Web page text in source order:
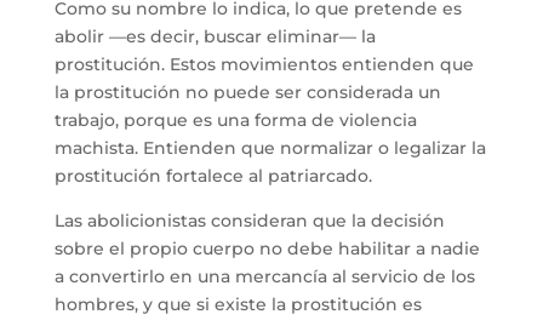
Como su nombre lo indica, lo que pretende es
abolir —es decir, buscar eliminar— la
prostitución. Estos movimientos entienden que
la prostitución no puede ser considerada un
trabajo, porque es una forma de violencia
machista. Entienden que normalizar o legalizar la
prostitución fortalece al patriarcado.
Las abolicionistas consideran que la decisión
sobre el propio cuerpo no debe habilitar a nadie
a convertirlo en una mercancía al servicio de los
hombres, y que si existe la prostitución es